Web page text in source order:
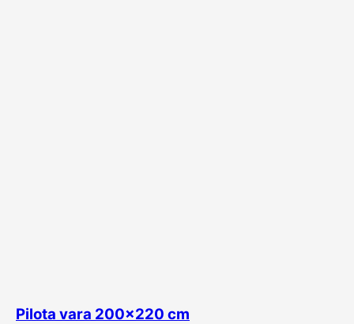
Pilota vara 200×220 cm